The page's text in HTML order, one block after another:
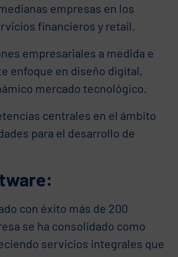
empresas en los
financieros y retail.
empresariales a medida e
enfoque en diseño digital,
mercado tecnológico.
centrales en el ámbito
para el desarrollo de
con éxito más de 200
se ha consolidado como
servicios integrales que